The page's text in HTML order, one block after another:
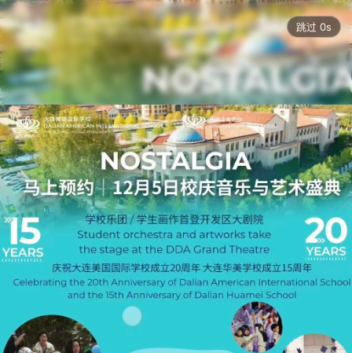
NOSTALGIA周年校庆-音乐与艺术盛典
21619 人次浏览
2025.12.05
辽宁 大连
庆祝大连美国国际学校成立20周年
大连华美学校成立15周年
跳过 0s